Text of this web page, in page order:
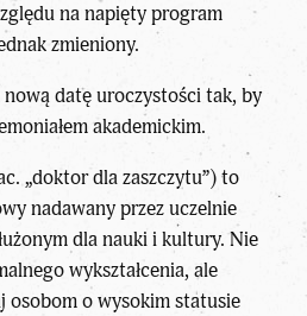
na napięty program
zmieniony.
nową datę uroczystości tak, by
akademickim.
„doktor dla zaszczytu”) to
nadawany przez uczelnie
dla nauki i kultury. Nie
wykształcenia, ale
osobom o wysokim statusie